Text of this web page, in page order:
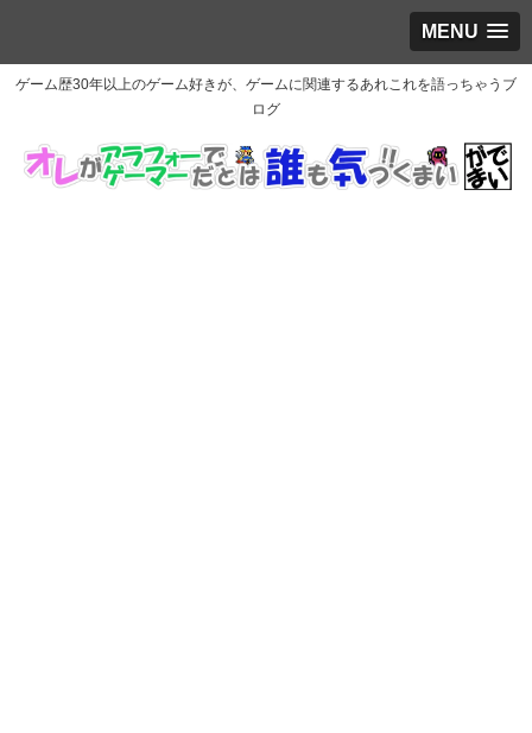
MENU
ゲーム歴30年以上のゲーム好きが、ゲームに関連するあれこれを語っちゃうブ
ログ